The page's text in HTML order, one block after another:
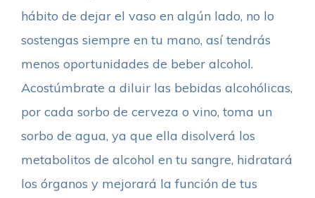
hábito de dejar el vaso en algún lado, no lo
sostengas siempre en tu mano, así tendrás
menos oportunidades de beber alcohol.
Acostúmbrate a diluir las bebidas alcohólicas,
por cada sorbo de cerveza o vino, toma un
sorbo de agua, ya que ella disolverá los
metabolitos de alcohol en tu sangre, hidratará
los órganos y mejorará la función de tus